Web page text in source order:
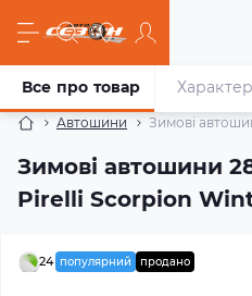
Автошини Зимові
Зимові автошини
Pirelli Scorpion
Все про товар
24 популярний продано